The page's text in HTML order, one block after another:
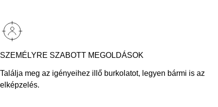
SZEMÉLYRE SZABOTT MEGOLDÁSOK
Találja meg az igényeihez illő burkolatot, legyen bármi is az
elképzelés.